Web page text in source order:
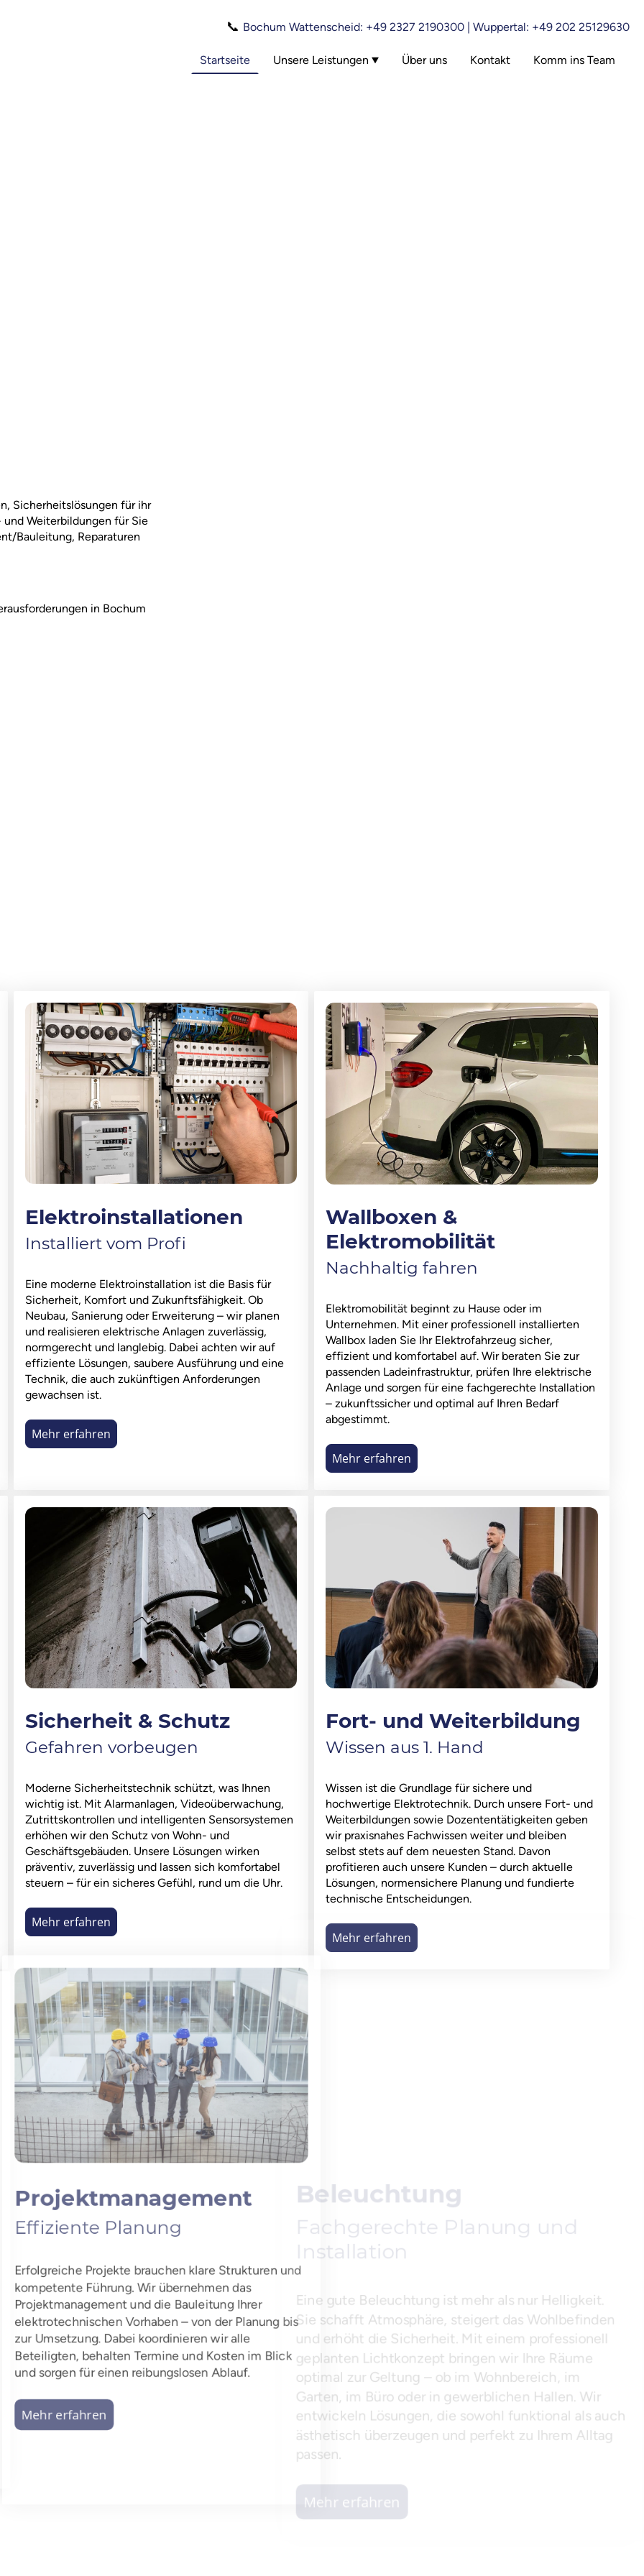
📞 Bochum Wattenscheid: +49 2327 2190300 | Wuppertal: +49 202 25129630
Startseite Unsere Leistungen Über uns Kontakt Komm ins Team
Sicherheitslösungen für ihr
Weiterbildungen für Sie
Bauleitung, Reparaturen
in Bochum
Elektroinstallationen
Installiert vom Profi
Eine moderne Elektroinstallation ist die Basis für
Sicherheit, Komfort und Zukunftsfähigkeit. Ob
Neubau, Sanierung oder Erweiterung – wir planen
und realisieren elektrische Anlagen zuverlässig,
normgerecht und langlebig. Dabei achten wir auf
effiziente Lösungen, saubere Ausführung und eine
Technik, die auch zukünftigen Anforderungen
gewachsen ist.
Mehr erfahren
Wallboxen &
Elektromobilität
Nachhaltig fahren
Elektromobilität beginnt zu Hause oder im
Unternehmen. Mit einer professionell installierten
Wallbox laden Sie Ihr Elektrofahrzeug sicher,
effizient und komfortabel auf. Wir beraten Sie zur
passenden Ladeinfrastruktur, prüfen Ihre elektrische
Anlage und sorgen für eine fachgerechte Installation
– zukunftssicher und optimal auf Ihren Bedarf
abgestimmt.
Mehr erfahren
Sicherheit & Schutz
Gefahren vorbeugen
Moderne Sicherheitstechnik schützt, was Ihnen
wichtig ist. Mit Alarmanlagen, Videoüberwachung,
Zutrittskontrollen und intelligenten Sensorsystemen
erhöhen wir den Schutz von Wohn- und
Geschäftsgebäuden. Unsere Lösungen wirken
präventiv, zuverlässig und lassen sich komfortabel
steuern – für ein sicheres Gefühl, rund um die Uhr.
Mehr erfahren
Fort- und Weiterbildung
Wissen aus 1. Hand
Wissen ist die Grundlage für sichere und
hochwertige Elektrotechnik. Durch unsere Fort- und
Weiterbildungen sowie Dozententätigkeiten geben
wir praxisnahes Fachwissen weiter und bleiben
selbst stets auf dem neuesten Stand. Davon
profitieren auch unsere Kunden – durch aktuelle
Lösungen, normensichere Planung und fundierte
technische Entscheidungen.
Mehr erfahren
Projektmanagement
Effiziente Planung
Erfolgreiche Projekte brauchen klare Strukturen und
kompetente Führung. Wir übernehmen das
Projektmanagement und die Bauleitung Ihrer
elektrotechnischen Vorhaben – von der Planung bis
zur Umsetzung. Dabei koordinieren wir alle
Beteiligten, behalten Termine und Kosten im Blick
und sorgen für einen reibungslosen Ablauf.
Mehr erfahren
Beleuchtung
Fachgerechte Planung und
Installation
Sie schafft Atmosphäre, steigert das Wohlbefinden
und erhöht die Sicherheit. Mit einem professionell
geplanten Lichtkonzept bringen wir Ihre Räume
optimal zur Geltung – ob im Wohnbereich, im
Garten, im Büro oder in gewerblichen Hallen. Wir
entwickeln Lösungen, die sowohl funktional als auch
ästhetisch überzeugen und perfekt zu Ihrem Alltag
passen.
Mehr erfahren